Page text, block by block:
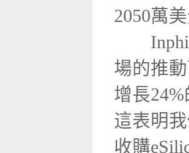
2050萬
Inphi總
場的推
增長
這表明
收購